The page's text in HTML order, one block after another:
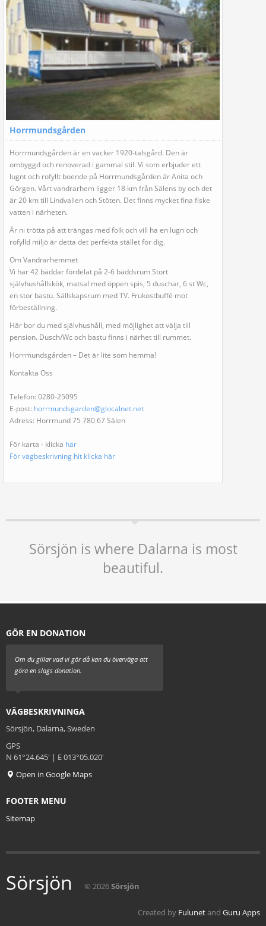
Horrmundsgården
Horrmundsgården är en vacker 1920-talsgård. Den är
ombyggd och renoverad i gammal stil. Vi som erbjuder ett
lugnt och rofyllt boende på Horrmundsgården är Anita och
Görgen. Vårt vandrarhem ligger 18 km från Sälens by och det
är 20 km till Lindvallen och Stöten. Det finns mycket fina fiske
vatten i närheten.
Är ni trötta på att trängas med folk och vill ha en lugn och
rofylld miljö är detta det perfekta stället för dig.
Om Vandrarhemmet
Vi har 42 bäddar fördelat på 2-6 bäddsrum Stort
självhushållskök, matsal med öppen spis, 5 duschar, 6 st Wc,
en stor bastu. Sällskapsrum med TV. Frukostbuffé mot
förbeställning.
Här bor du med självhushåll, med möjlighet att välja till
pension. Dusch/Wc och bastu finns i närhet till rummet.
Horrmundsgården – Det är lite som hemma!
Kontakta Oss
Telefon: 0280-25095
E-post: horrmundsgarden@glocalnet.net
Adress: Horrmund 75 780 67 Sälen
För karta - klicka här
För vägbeskrivning hit klicka här
Sörsjön is where Dalarna is most
beautiful.
GÖR EN DONATION
Om du gillar vad vi gör då kan du överväga att
göra en slags donation.
VÄGBESKRIVNINGA
Sörsjön, Dalarna, Sweden
GPS
N 61°24.645' | E 013°05.020'
Open in Google Maps
FOOTER MENU
Sitemap
Sörsjön © 2026Sörsjön
Created by Fulunetand Guru Apps